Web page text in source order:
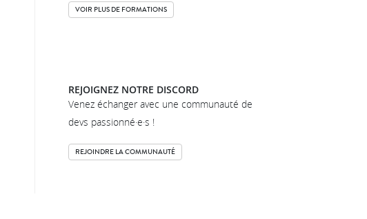
VOIR PLUS DE FORMATIONS
REJOIGNEZ NOTRE DISCORD
Venez échanger avec une communauté de
devs passionné·e·s !
REJOINDRE LA COMMUNAUTÉ